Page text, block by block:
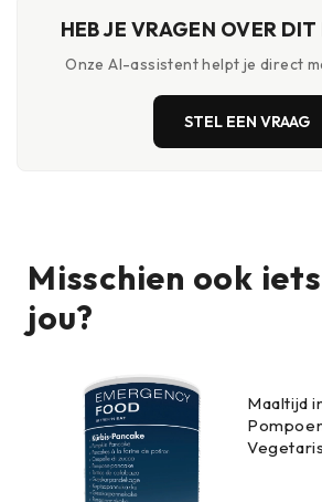
HEB JE VRAGEN OVER
Onze AI-assistent helpt je direct
STEL EEN VRAAG
Misschien ook
jou?
Maaltijd